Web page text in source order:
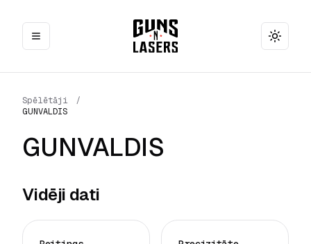
Toggle
Spēlētāji
/
GUNVALDIS
GUNVALDIS
Vidēji dati